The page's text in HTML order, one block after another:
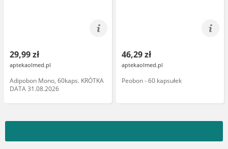
29,99 zł
aptekaolmed.pl
Adipobon Mono, 60kaps. KRÓTKA
DATA 31.08.2026
46,29 zł
aptekaolmed.pl
Peobon - 60 kapsułek